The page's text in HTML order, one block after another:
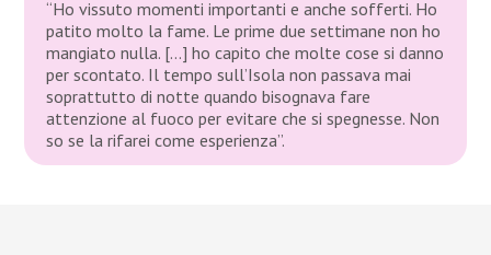
“Ho vissuto momenti importanti e anche sofferti. Ho
patito molto la fame. Le prime due settimane non ho
mangiato nulla. […] ho capito che molte cose si danno
per scontato. Il tempo sull’Isola non passava mai
soprattutto di notte quando bisognava fare
attenzione al fuoco per evitare che si spegnesse. Non
so se la rifarei come esperienza”.